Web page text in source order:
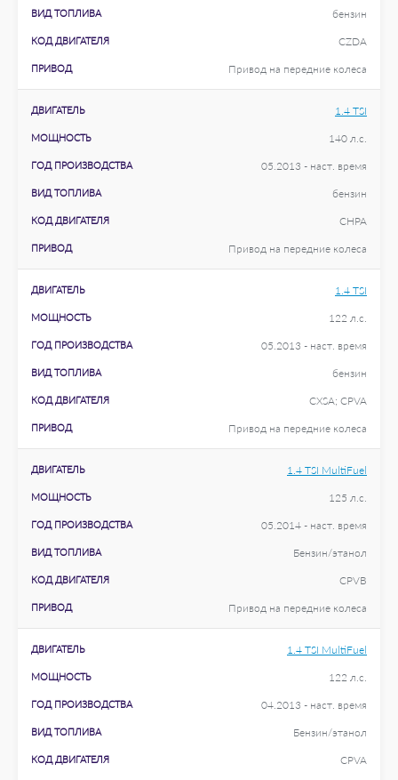
ВИД ТОПЛИВА бензин
КОД ДВИГАТЕЛЯ CZDA
ПРИВОД Привод на передние колеса
ДВИГАТЕЛЬ 1.4 TSI
МОЩНОСТЬ 140 л.с.
ГОД ПРОИЗВОДСТВА 05.2013 - наст. время
ВИД ТОПЛИВА бензин
КОД ДВИГАТЕЛЯ CHPA
ПРИВОД Привод на передние колеса
ДВИГАТЕЛЬ 1.4 TSI
МОЩНОСТЬ 122 л.с.
ГОД ПРОИЗВОДСТВА 05.2013 - наст. время
ВИД ТОПЛИВА бензин
КОД ДВИГАТЕЛЯ CXSA; CPVA
ПРИВОД Привод на передние колеса
ДВИГАТЕЛЬ 1.4 TSI MultiFuel
МОЩНОСТЬ 125 л.с.
ГОД ПРОИЗВОДСТВА 05.2014 - наст. время
ВИД ТОПЛИВА Бензин/этанол
КОД ДВИГАТЕЛЯ CPVB
ПРИВОД Привод на передние колеса
ДВИГАТЕЛЬ 1.4 TSI MultiFuel
МОЩНОСТЬ 122 л.с.
ГОД ПРОИЗВОДСТВА 04.2013 - наст. время
ВИД ТОПЛИВА Бензин/этанол
КОД ДВИГАТЕЛЯ CPVA